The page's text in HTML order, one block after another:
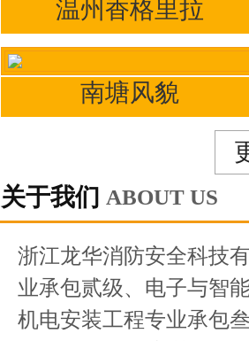
温州香格里拉
南塘风貌
关于我们 ABOUT US
浙江龙华消防安全科技
业承包贰级、电子与智
机电安装工程专业承包